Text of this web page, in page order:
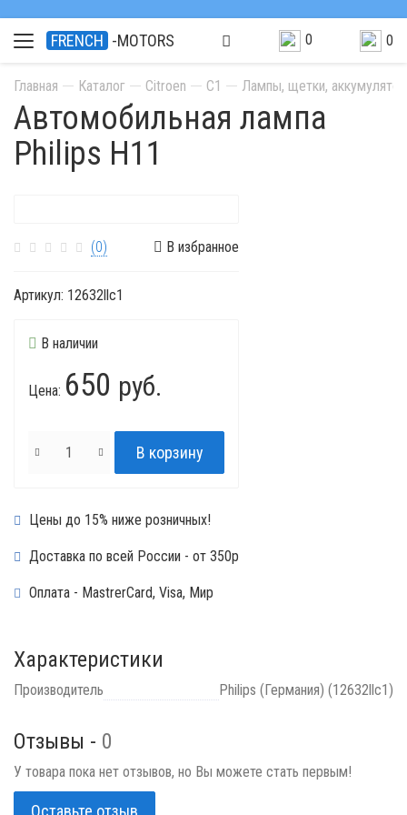
FRENCH -MOTORS 0 0
Главная Каталог Citroen C1 Лампы, щетки,
Автомобильная лампа
Philips H11
(0) В избранное
Артикул: 12632llc1
В наличии
Цена: 650 руб.
Цены до 15% ниже розничных!
Доставка по всей России - от 350р
Оплата - MastrerCard, Visa, Мир
Характеристики
Производитель Philips (Германия) (12632llc1)
Отзывы - 0
У товара пока нет отзывов, но Вы можете стать первым!
Оставьте отзыв